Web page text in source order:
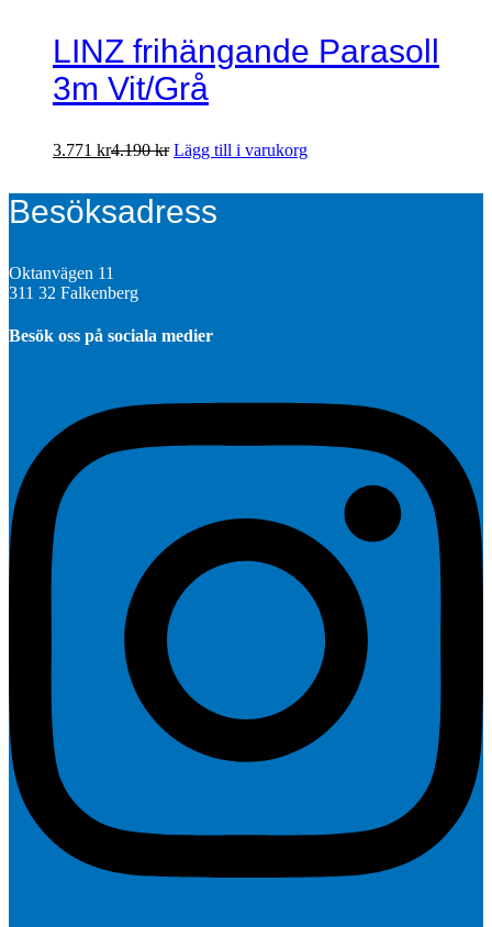
LINZ frihängande Parasoll
3m Vit/Grå
3.771 kr4.190kr Lägg till i varukorg
Besöksadress
Oktanvägen 11
311 32 Falkenberg
Besök oss på sociala medier